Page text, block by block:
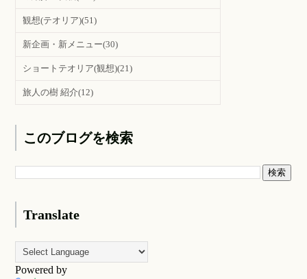
観想(テオリア)(51)
新企画・新メニュー(30)
ショートテオリア(観想)(21)
旅人の樹 紹介(12)
このブログを検索
Translate
Powered by